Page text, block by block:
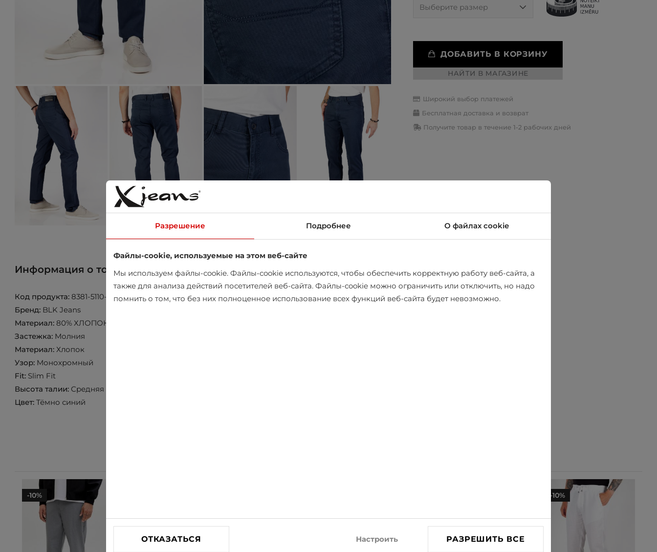
ДОБАВИТЬ В КОРЗИНУ
НАЙТИ В МАГАЗИНЕ
Широкий выбор платежей
Бесплатная доставка и возврат
Получите товар в течение 1-2 рабочих дней
Информация о товаре Найти товар в магазине
Код продукта: 8381-5110-105-206
Бренд: BLK Jeans
Материал: 80% ХЛОПОК 18% ПОЛИЭСТЕР 2% ЭЛАСТАН
Застежка: Mолния
Материал: Хлопок
Узор: Монохромный
Fit: Slim Fit
Высота талии: Средняя
Цвет: Тёмно синий
-10%
-10%
Разрешение Подробнее О файлах cookie
Файлы-cookie, используемые на этом веб-сайте
Мы используем файлы-cookie. Файлы-cookie используются, чтобы обеспечить корректную работу веб-сайта, а
также для анализа действий посетителей веб-сайта. Файлы-cookie можно ограничить или отключить, но надо
помнить о том, что без них полноценное использование всех функций веб-сайта будет невозможно.
ОТКАЗАТЬСЯ Настроить РАЗРЕШИТЬ ВСЕ